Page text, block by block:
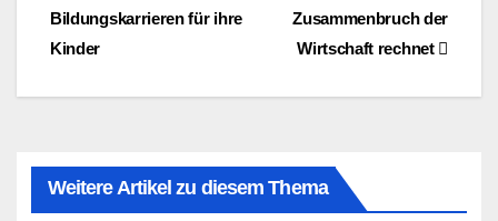
Zusammenbruch der
Wirtschaft rechnet
Bildungskarrieren für ihre
Kinder
Weitere Artikel zu diesem Thema